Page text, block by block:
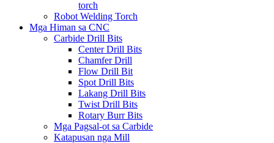
torch
Robot Welding Torch
Mga Himan sa CNC
Carbide Drill Bits
Center Drill Bits
Chamfer Drill
Flow Drill Bit
Spot Drill Bits
Lakang Drill Bits
Twist Drill Bits
Rotary Burr Bits
Mga Pagsal-ot sa Carbide
Katapusan nga Mill